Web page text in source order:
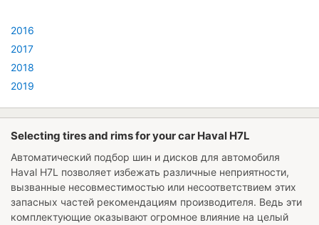
2016
2017
2018
2019
Selecting tires and rims for your car Haval H7L
Автоматический подбор шин и дисков для автомобиля
Haval H7L позволяет избежать различные неприятности,
вызванные несовместимостью или несоответствием этих
запасных частей рекомендациям производителя. Ведь эти
комплектующие оказывают огромное влияние на целый